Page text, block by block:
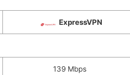
ExpressVPN
139 Mbps